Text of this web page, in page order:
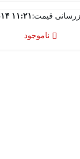
قیمت:۱۴۰۴-
ناموجود